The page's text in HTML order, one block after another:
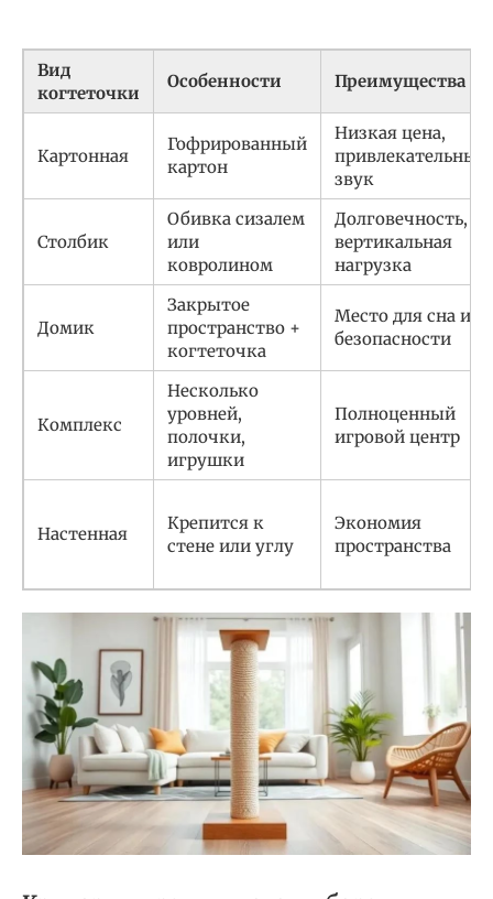
Вид
когтеточки
Особенности Преимущества
Картонная
Гофрированный
картон
Низкая цена,
привлекательный
звук
Столбик
Обивка сизалем
или
ковролином
Долговечность,
вертикальная
нагрузка
Домик
Закрытое
пространство +
когтеточка
Место для сна и
безопасности
Комплекс
Несколько
уровней,
полочки,
игрушки
Полноценный
игровой центр
Настенная
Крепится к
стене или углу
Экономия
пространства